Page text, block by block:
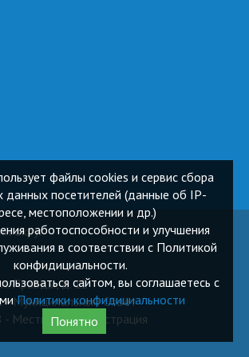
округ
Правды, д. 12
Муниципальный Cовет
Местная Администрация
файлы cookies и сервис сбора
данных посетителей (данные об IP-
местоположении и др.)
работоспособности и улучшения
в соответствии с Политикой
конфидициальности.
сайтом, вы соглашаетесь с
Политики конфидициальности
Понятно